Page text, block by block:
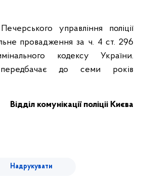
управління поліції
провадження за ч. 4 ст. 296
кодексу України.
до семи років
Відділ комунікації поліціі Києва
Надрукувати